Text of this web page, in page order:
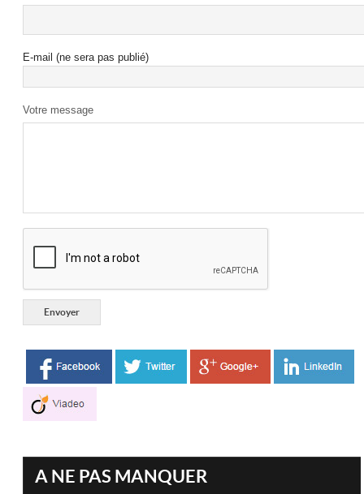
E-mail (ne sera pas publié)
Votre message
A NE PAS MANQUER